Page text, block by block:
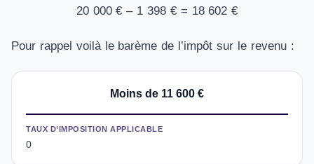
20 000 € – 1 398 € = 18 602 €
Pour rappel voilà le barème de l’impôt sur le revenu :
Moins de 11 600 €
TAUX D’IMPOSITION APPLICABLE
0